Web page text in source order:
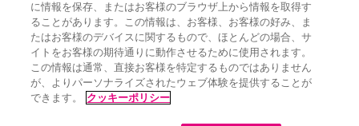
アーティストリスト
M-ON!
RECOMMEND
リクエスト
インフォメーション | プレゼント&ご招待
MUSIC ON! TV（エムオン!）とは？ | サポート
サイト案内
| エムオン!友の会 | クッキーの詳細
に情報を保存、またはお客様のブラウザ上から情報を取得す
ることがあります。この情報は、お客様、お客様の好み、ま
たはお客様のデバイスに関するもので、ほとんどの場合、サ
イトをお客様の期待通りに動作させるために使用されます。
この情報は通常、直接お客様を特定するものではありません
が、よりパーソナライズされたウェブ体験を提供することが
できます。
クッキーポリシー